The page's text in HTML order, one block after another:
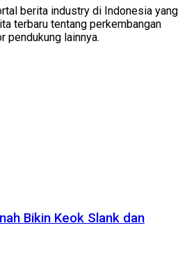
berita industry di Indonesia yang
terbaru tentang perkembangan
pendukung lainnya.
Bikin Keok Slank dan